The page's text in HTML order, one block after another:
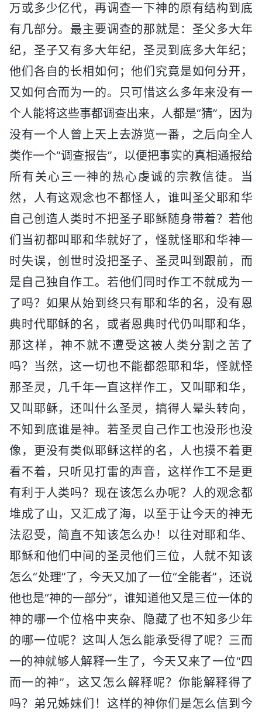
万或多少亿代，再调查一下神的原有结构到底
有几部分。最主要调查的那就是：圣父多大年
纪，圣子又有多大年纪，圣灵到底多大年纪；
他们各自的长相如何；他们究竟是如何分开，
又如何合而为一的。只可惜这么多年来没有一
个人能将这些事都调查出来，人都是“猜”，因为
没有一个人曾上天上去游览一番，之后向全人
类作一个“调查报告”，以便把事实的真相通报给
所有关心三一神的热心虔诚的宗教信徒。当
然，人有这观念也不都怪人，谁叫圣父耶和华
自己创造人类时不把圣子耶稣随身带着？若他
们当初都叫耶和华就好了，怪就怪耶和华神一
时失误，创世时没把圣子、圣灵叫到跟前，而
是自己独自作工。若他们同时作工不就成为一
了吗？如果从始到终只有耶和华的名，没有恩
典时代耶稣的名，或者恩典时代仍叫耶和华，
那这样，神不就不遭受这被人类分割之苦了
吗？当然，这一切也不能都怨耶和华，怪就怪
那圣灵，几千年一直这样作工，又叫耶和华，
又叫耶稣，还叫什么圣灵，搞得人晕头转向，
不知到底谁是神。若圣灵自己作工也没形也没
像，更没有类似耶稣这样的名，人也摸不着更
看不着，只听见打雷的声音，这样作工不是更
有利于人类吗？现在该怎么办呢？人的观念都
堆成了山，又汇成了海，以至于让今天的神无
法忍受，简直不知该怎么办！以往对耶和华、
耶稣和他们中间的圣灵他们三位，人就不知该
怎么“处理”了，今天又加了一位“全能者”，还说
他也是“神的一部分”，谁知道他又是三位一体的
神的哪一个位格中夹杂、隐藏了也不知多少年
的哪一位呢？这叫人怎么能承受得了呢？三而
一的神就够人解释一生了，今天又来了一位“四
而一的神”，这又怎么解释呢？你能解释得了
吗？弟兄姊妹们！这样的神你们是怎么信到今